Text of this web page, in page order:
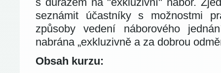
seznámit účastníky s možnostmi
způsoby vedení náborového
nabrána „exkluzivně a za dobrou
Obsah kurzu: